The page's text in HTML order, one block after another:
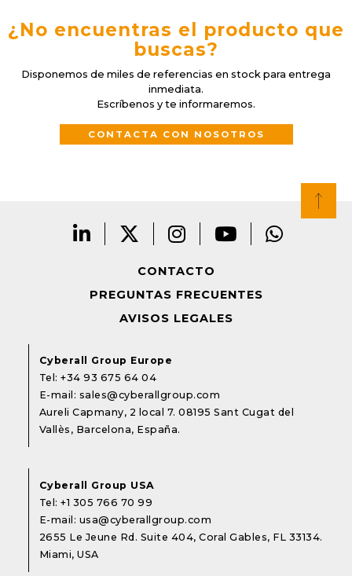
¿No encuentras el producto que
buscas?
Disponemos de miles de referencias en stock para entrega
inmediata.
Escríbenos y te informaremos.
CONTACTA CON NOSOTROS
CONTACTO
PREGUNTAS FRECUENTES
AVISOS LEGALES
Cyberall Group Europe
Tel:+34 93 675 64 04
E-mail: sales@cyberallgroup.com
Aureli Capmany, 2 local 7. 08195 Sant Cugat del
Vallès, Barcelona, España.
Cyberall Group USA
Tel:+1 305 766 70 99
E-mail: usa@cyberallgroup.com
2655 Le Jeune Rd. Suite 404, Coral Gables, FL 33134.
Miami, USA